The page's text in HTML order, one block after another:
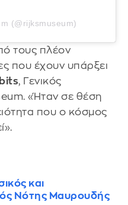
(@rijksmuseum)
τους πλέον
που έχουν υπάρξει
, Γενικός
«Ήταν σε θέση
που ο κόσμος
και
Νότης Μαυρουδής